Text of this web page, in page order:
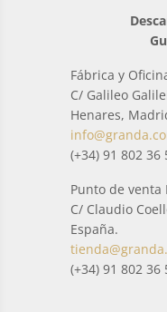
Fábrica y
C/ Galileo
Henares,
(+34) 91 802 36
Punto de venta
C/ Claudio
España.
(+34) 91 802 36